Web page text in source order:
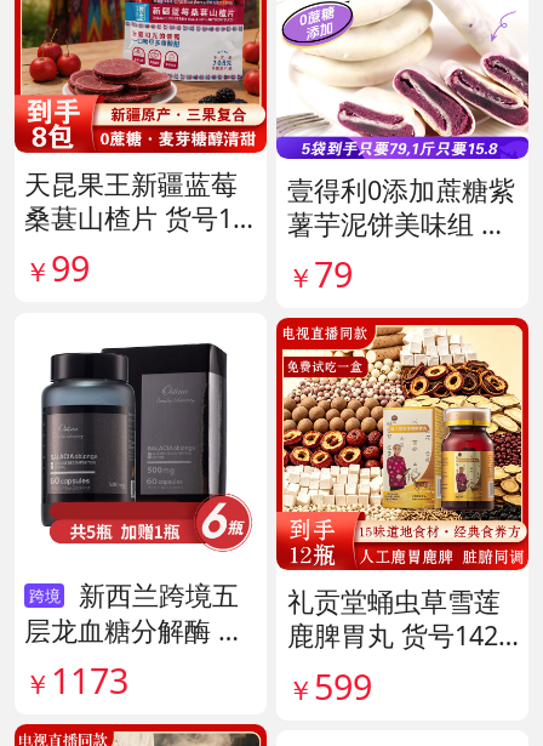
天昆果王新疆蓝莓
桑葚山楂片 货号14
1817
￥ 99
跨境
新西兰跨境五
层龙血糖分解酶 货
号138890
￥ 1173
壹得利0添加蔗糖紫
薯芋泥饼美味组 货
号141287
￥ 79
礼贡堂蛹虫草雪莲
鹿脾胃丸 货号1420
￥ 599